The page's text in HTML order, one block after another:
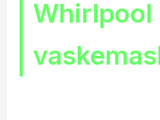
Whirlpool